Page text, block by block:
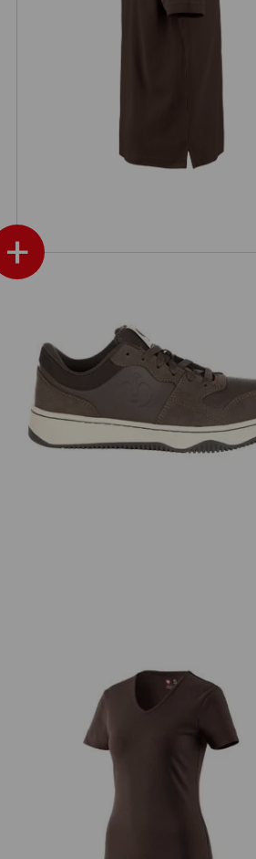
e.s. Polo cotton
+
S1 Chaussures basses de sécurité
e.s.Eindhoven low
e.s. T-shirt cotton V-Neck, femmes